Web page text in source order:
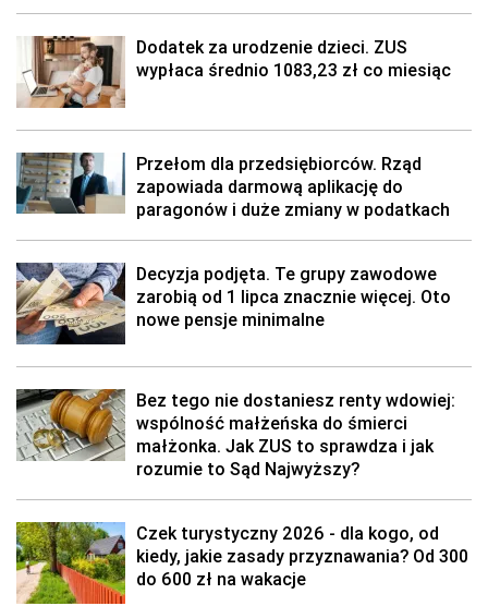
Dodatek za urodzenie dzieci. ZUS
wypłaca średnio 1083,23 zł co miesiąc
Przełom dla przedsiębiorców. Rząd
zapowiada darmową aplikację do
paragonów i duże zmiany w podatkach
Decyzja podjęta. Te grupy zawodowe
zarobią od 1 lipca znacznie więcej. Oto
nowe pensje minimalne
Bez tego nie dostaniesz renty wdowiej:
wspólność małżeńska do śmierci
małżonka. Jak ZUS to sprawdza i jak
rozumie to Sąd Najwyższy?
Czek turystyczny 2026 - dla kogo, od
kiedy, jakie zasady przyznawania? Od 300
do 600 zł na wakacje